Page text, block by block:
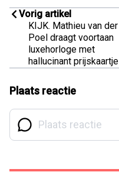
Vorig artikel
KIJK. Mathieu van der
Poel draagt voortaan
luxehorloge met
hallucinant prijskaartje
Plaats reactie